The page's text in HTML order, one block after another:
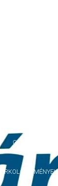
GALÉRIA
ÉLMÉNYEK